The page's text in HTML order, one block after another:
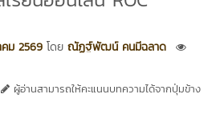
ม 2569 โดย ณัฏฐ์พัฒน์ คนมีฉลาด
ผู้อ่านสามารถให้คะแนนบทความได้จากปุ่มข้าง